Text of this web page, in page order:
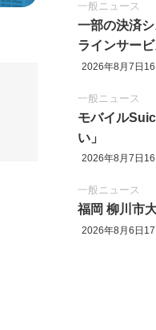
一般ニュース
一部の決済
ラインサー
2026年8月7日
一般ニュース
モバイル
い」
2026年8月7日
一般ニュース
福岡 柳川市
2026年8月6日